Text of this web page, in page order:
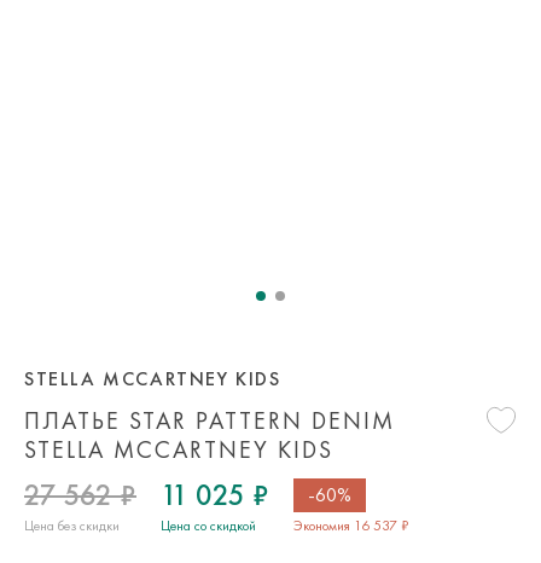
ПЛАТЬЕ STAR PATTERN DENIM
STELLA MCCARTNEY KIDS
STELLA MCCARTNEY KIDS
27 562 ₽
Цена без скидки
11 025 ₽
Цена со скидкой
-60%
Экономия 16 537 ₽